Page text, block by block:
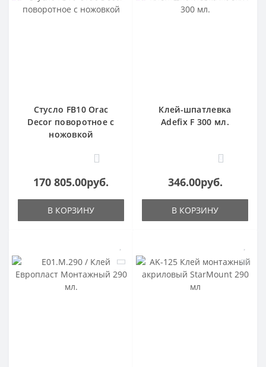
Стусло FB10 Orac
Decor поворотное с
ножовкой
1
170 805.00руб.
В КОРЗИНУ
Клей-шпатлевка
Adefix F 300 мл.
0
346.00руб.
В КОРЗИНУ